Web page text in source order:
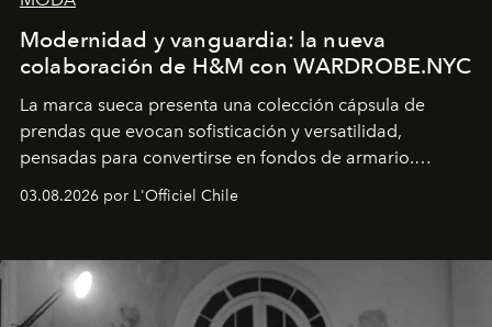
Modernidad y vanguardia: la nueva
colaboración de H&M con WARDROBE.NYC
La marca sueca presenta una colección cápsula de
prendas que evocan sofisticación y versatilidad,
pensadas para convertirse en fondos de armario.
Disponible en Chile desde el 6 de agosto.
03.08.2026 por L'Officiel Chile